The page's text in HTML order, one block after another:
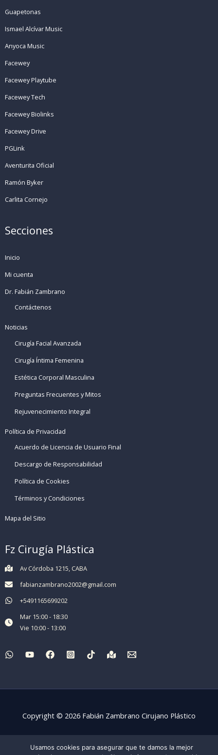
Guapetonas
Ismael Alcívar Music
Anyoca Music
Facewey
Facewey Playtube
Facewey Tech
Facewey Biolinks
Facewey Drive
PGLink
Aventurita Oficial
Ramón Byker
Carlita Cornejo
Secciones
Inicio
Mi cuenta
Dr. Fabián Zambrano
Contáctenos
Noticias
Cirugía Facial Avanzada
Cirugía Íntima Femenina
Estética Corporal Masculina
Preguntas Frecuentes y Mitos
Rejuvenecimiento Integral
Política de Privacidad
Acuerdo de Licencia de Usuario Final
Descargo de Responsabilidad
Política de Cookies
Términos y Condiciones
Mapa del Sitio
Fz Cirugía Plástica
Av Córdoba 1215, CABA
fabianzambrano2002@gmail.com
+5491165699202
Mar 15:00 - 18:30
Vie 10:00 - 13:00
Copyright © 2026 Fabián Zambrano Cirujano Plástico
Usamos cookies para asegurar que te damos la mejor